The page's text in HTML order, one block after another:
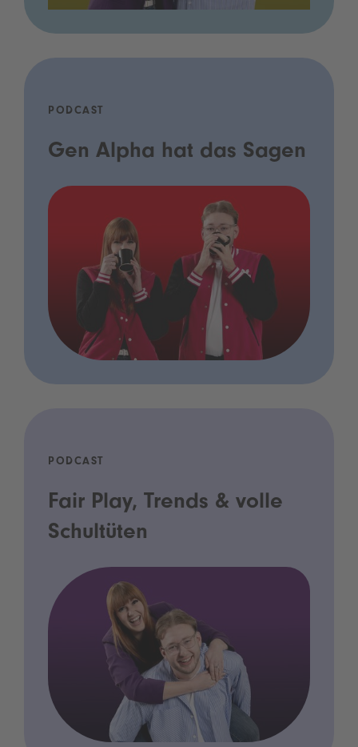
PODCAST
Gen Alpha hat das Sagen
PODCAST
Fair Play, Trends & volle
Schultüten